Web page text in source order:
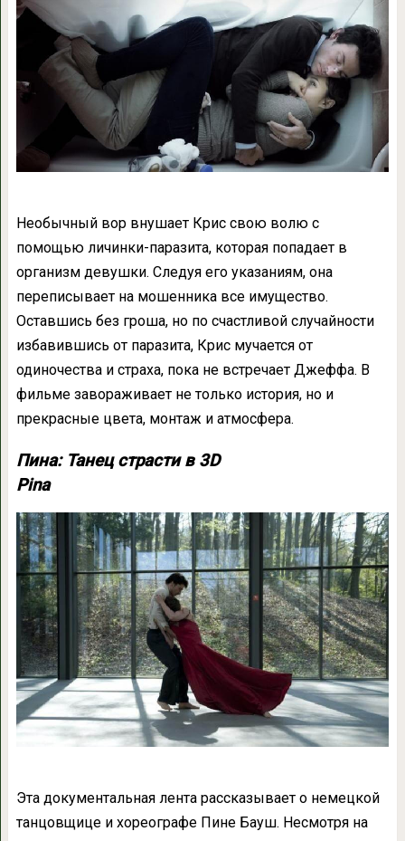
Необычный вор внушает Крис свою волю с
помощью личинки-паразита, которая попадает в
организм девушки. Следуя его указаниям, она
переписывает на мошенника все имущество.
Оставшись без гроша, но по счастливой случайности
избавившись от паразита, Крис мучается от
одиночества и страха, пока не встречает Джеффа. В
фильме завораживает не только история, но и
прекрасные цвета, монтаж и атмосфера.
Пина: Танец страсти в 3D
Pina
Эта документальная лента рассказывает о немецкой
танцовщице и хореографе Пине Бауш. Несмотря на